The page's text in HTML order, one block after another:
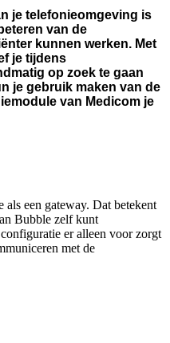
je telefonieomgeving is
van de
kunnen werken. Met
je tijdens
op zoek te gaan
je gebruik maken van de
van Medicom je
een gateway. Dat betekent
Bubble zelf kunt
er alleen voor zorgt
met de